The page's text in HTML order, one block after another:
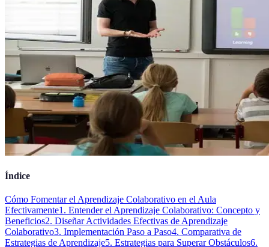
Índice
Cómo Fomentar el Aprendizaje Colaborativo en el Aula
Efectivamente1. Entender el Aprendizaje Colaborativo: Concepto y
Beneficios2. Diseñar Actividades Efectivas de Aprendizaje
Colaborativo3. Implementación Paso a Paso4. Comparativa de
Estrategias de Aprendizaje5. Estrategias para Superar Obstáculos6.